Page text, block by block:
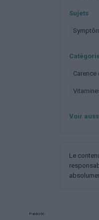
Sujets
Voir
Le
Publicité: